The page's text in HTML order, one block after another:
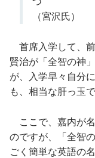
（宮沢氏）
首席入学して、前
賢治が「全智の神
が、入学早々自分
も、相当な肝っ玉で
ここで、嘉内が
のですが、「全智
ごく簡単な英語の